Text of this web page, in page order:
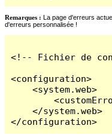
Remarques : La page d'erreurs
d'erreurs personnalisée !
<!-- Fichier de
<configuration>
    <system.web>
    </system.web>
</configuration>